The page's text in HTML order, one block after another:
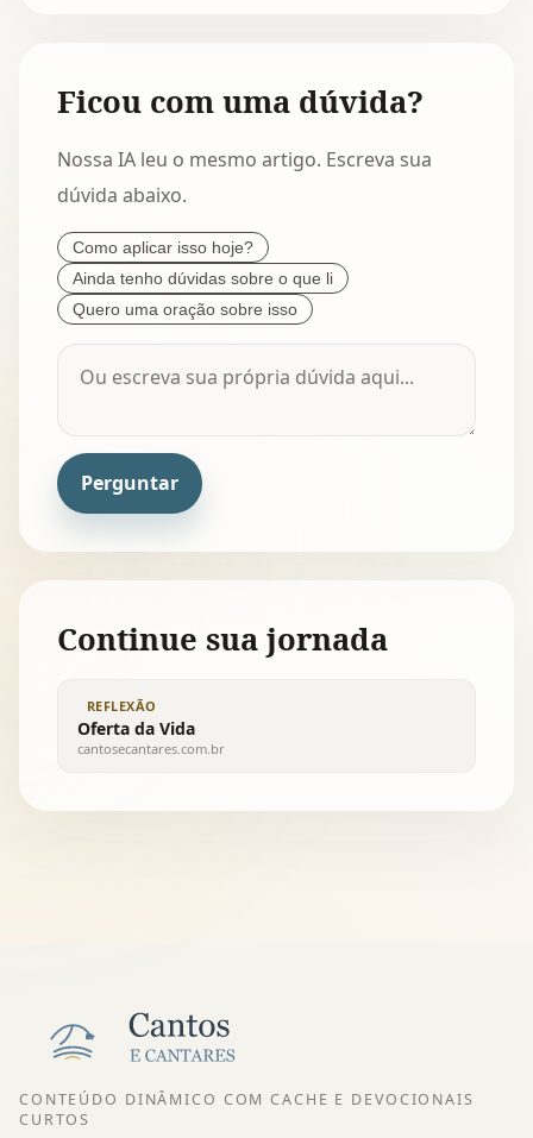
Ficou com uma dúvida?
Nossa IA leu o mesmo artigo. Escreva sua
dúvida abaixo.
Como aplicar isso hoje?
Ainda tenho dúvidas sobre o que li
Quero uma oração sobre isso
Perguntar
Continue sua jornada
REFLEXÃO
Oferta da Vida
cantosecantares.com.br
CONTEÚDO DINÂMICO COM CACHE E DEVOCIONAIS
CURTOS